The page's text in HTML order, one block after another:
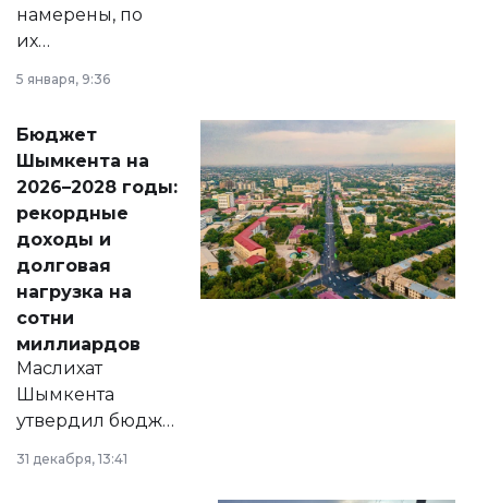
намерены, по
их
принести
народу
Венесуэлы.
5 января, 9:36
Бюджет
Шымкента на
2026–2028 годы:
рекордные
доходы и
долговая
нагрузка на
сотни
миллиардов
Маслихат
Шымкента
утвердил бюджет
города на 2026–
2028 годы.
31 декабря, 13:41